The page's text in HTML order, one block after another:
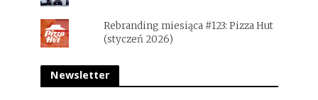
Rebranding miesiąca #123: Pizza Hut
(styczeń 2026)
Newsletter